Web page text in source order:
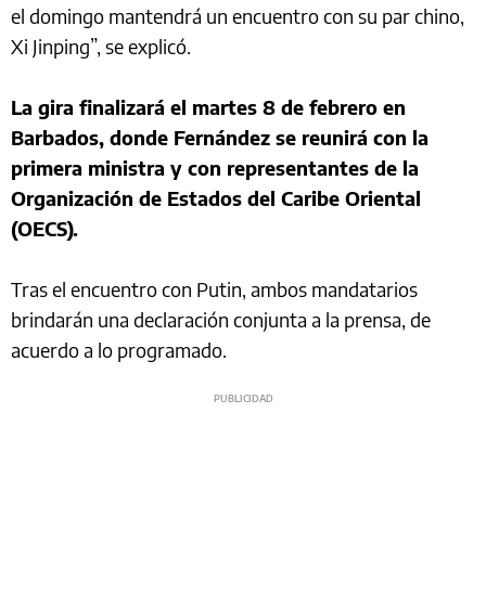
el domingo mantendrá un encuentro con su par chino,
Xi Jinping”, se explicó.
La gira finalizará el martes 8 de febrero en
Barbados, donde Fernández se reunirá con la
primera ministra y con representantes de la
Organización de Estados del Caribe Oriental
(OECS).
Tras el encuentro con Putin, ambos mandatarios
brindarán una declaración conjunta a la prensa, de
acuerdo a lo programado.